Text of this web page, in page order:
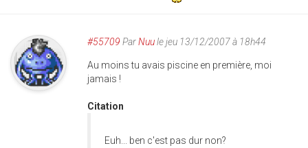
#55709 ParNuule jeu 13/12/2007 à 18h44
Au moins tu avais piscine en première, moi
jamais !
Citation
Euh... ben c'est pas dur non?